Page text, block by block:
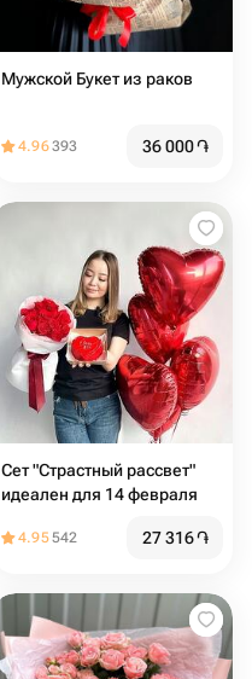
Мужской Букет из раков
4.96393 36 000֏
Сет "Страстный рассвет"
идеален для 14 февраля
4.95542 27 316֏